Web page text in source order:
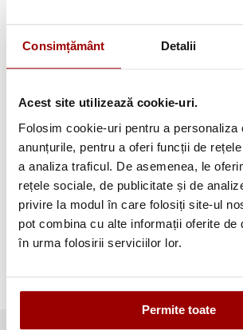
Consimțământ Detalii
Acest site utilizează cookie-uri.
Folosim cookie-uri pentru a personaliza
anunțurile, pentru a oferi funcții de
a analiza traficul. De asemenea, le
rețele sociale, de publicitate și de
privire la modul în care folosiți site-ul
pot combina cu alte informații oferite de
în urma folosirii serviciilor lor.
Permite toate
Categorii
Testimoniale(1493)
Aplicatii textile(123)
Evenimente(66)
Broderii gratuite(103)